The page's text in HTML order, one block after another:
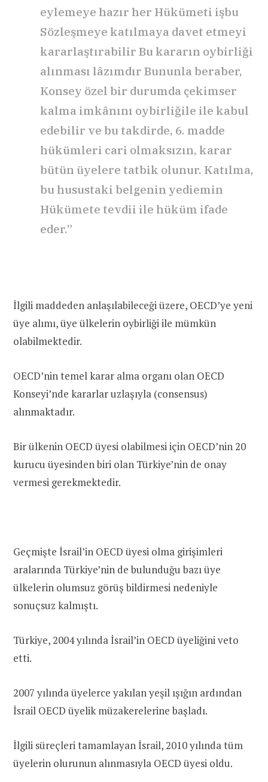
eylemeye hazır her Hükümeti işbu
Sözleşmeye katılmaya davet etmeyi
kararlaştırabilir Bu kararın oybirliği
alınması lâzımdır Bununla beraber,
Konsey özel bir durumda çekimser
kalma imkânını oybirliğile ile kabul
edebilir ve bu takdirde, 6. madde
hükümleri cari olmaksızın, karar
bütün üyelere tatbik olunur. Katılma,
bu husustaki belgenin yediemin
Hükümete tevdii ile hüküm ifade
eder.”
İlgili maddeden anlaşılabileceği üzere, OECD’ye yeni
üye alımı, üye ülkelerin oybirliği ile mümkün
olabilmektedir.
OECD’nin temel karar alma organı olan OECD
Konseyi’nde kararlar uzlaşıyla (consensus)
alınmaktadır.
Bir ülkenin OECD üyesi olabilmesi için OECD’nin 20
kurucu üyesinden biri olan Türkiye’nin de onay
vermesi gerekmektedir.
Geçmişte İsrail’in OECD üyesi olma girişimleri
aralarında Türkiye’nin de bulunduğu bazı üye
ülkelerin olumsuz görüş bildirmesi nedeniyle
sonuçsuz kalmıştı.
Türkiye, 2004 yılında İsrail’in OECD üyeliğini veto
etti.
2007 yılında üyelerce yakılan yeşil ışığın ardından
İsrail OECD üyelik müzakerelerine başladı.
İlgili süreçleri tamamlayan İsrail, 2010 yılında tüm
üyelerin olurunun alınmasıyla OECD üyesi oldu.